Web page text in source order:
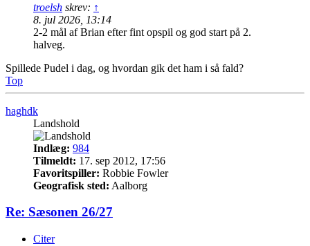
troelsh skrev: ↑
8. jul 2026, 13:14
2-2 mål af Brian efter fint opspil og god start på 2.
halveg.
Spillede Pudel i dag, og hvordan gik det ham i så fald?
Top
haghdk
Landshold
Indlæg: 984
Tilmeldt: 17. sep 2012, 17:56
Favoritspiller: Robbie Fowler
Geografisk sted: Aalborg
Re: Sæsonen 26/27
Citer